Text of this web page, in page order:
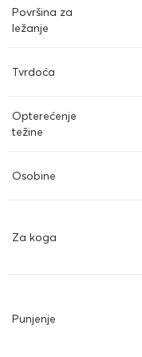
Površina za
ležanje
Tvrdoća
Opterećenje
težine
Osobine
Za koga
Punjenje